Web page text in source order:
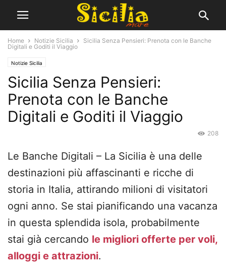
Home Notizie Sicilia
Sicilia Senza Pensieri: Prenota con le Banche
Digitali e Goditi il Viaggio
Notizie Sicilia
Sicilia Senza Pensieri:
Prenota con le Banche
Digitali e Goditi il Viaggio
208
Le Banche Digitali – La Sicilia è una delle
destinazioni più affascinanti e ricche di
storia in Italia, attirando milioni di visitatori
ogni anno. Se stai pianificando una vacanza
in questa splendida isola, probabilmente
stai già cercando le migliori offerte per voli,
alloggi e attrazioni.